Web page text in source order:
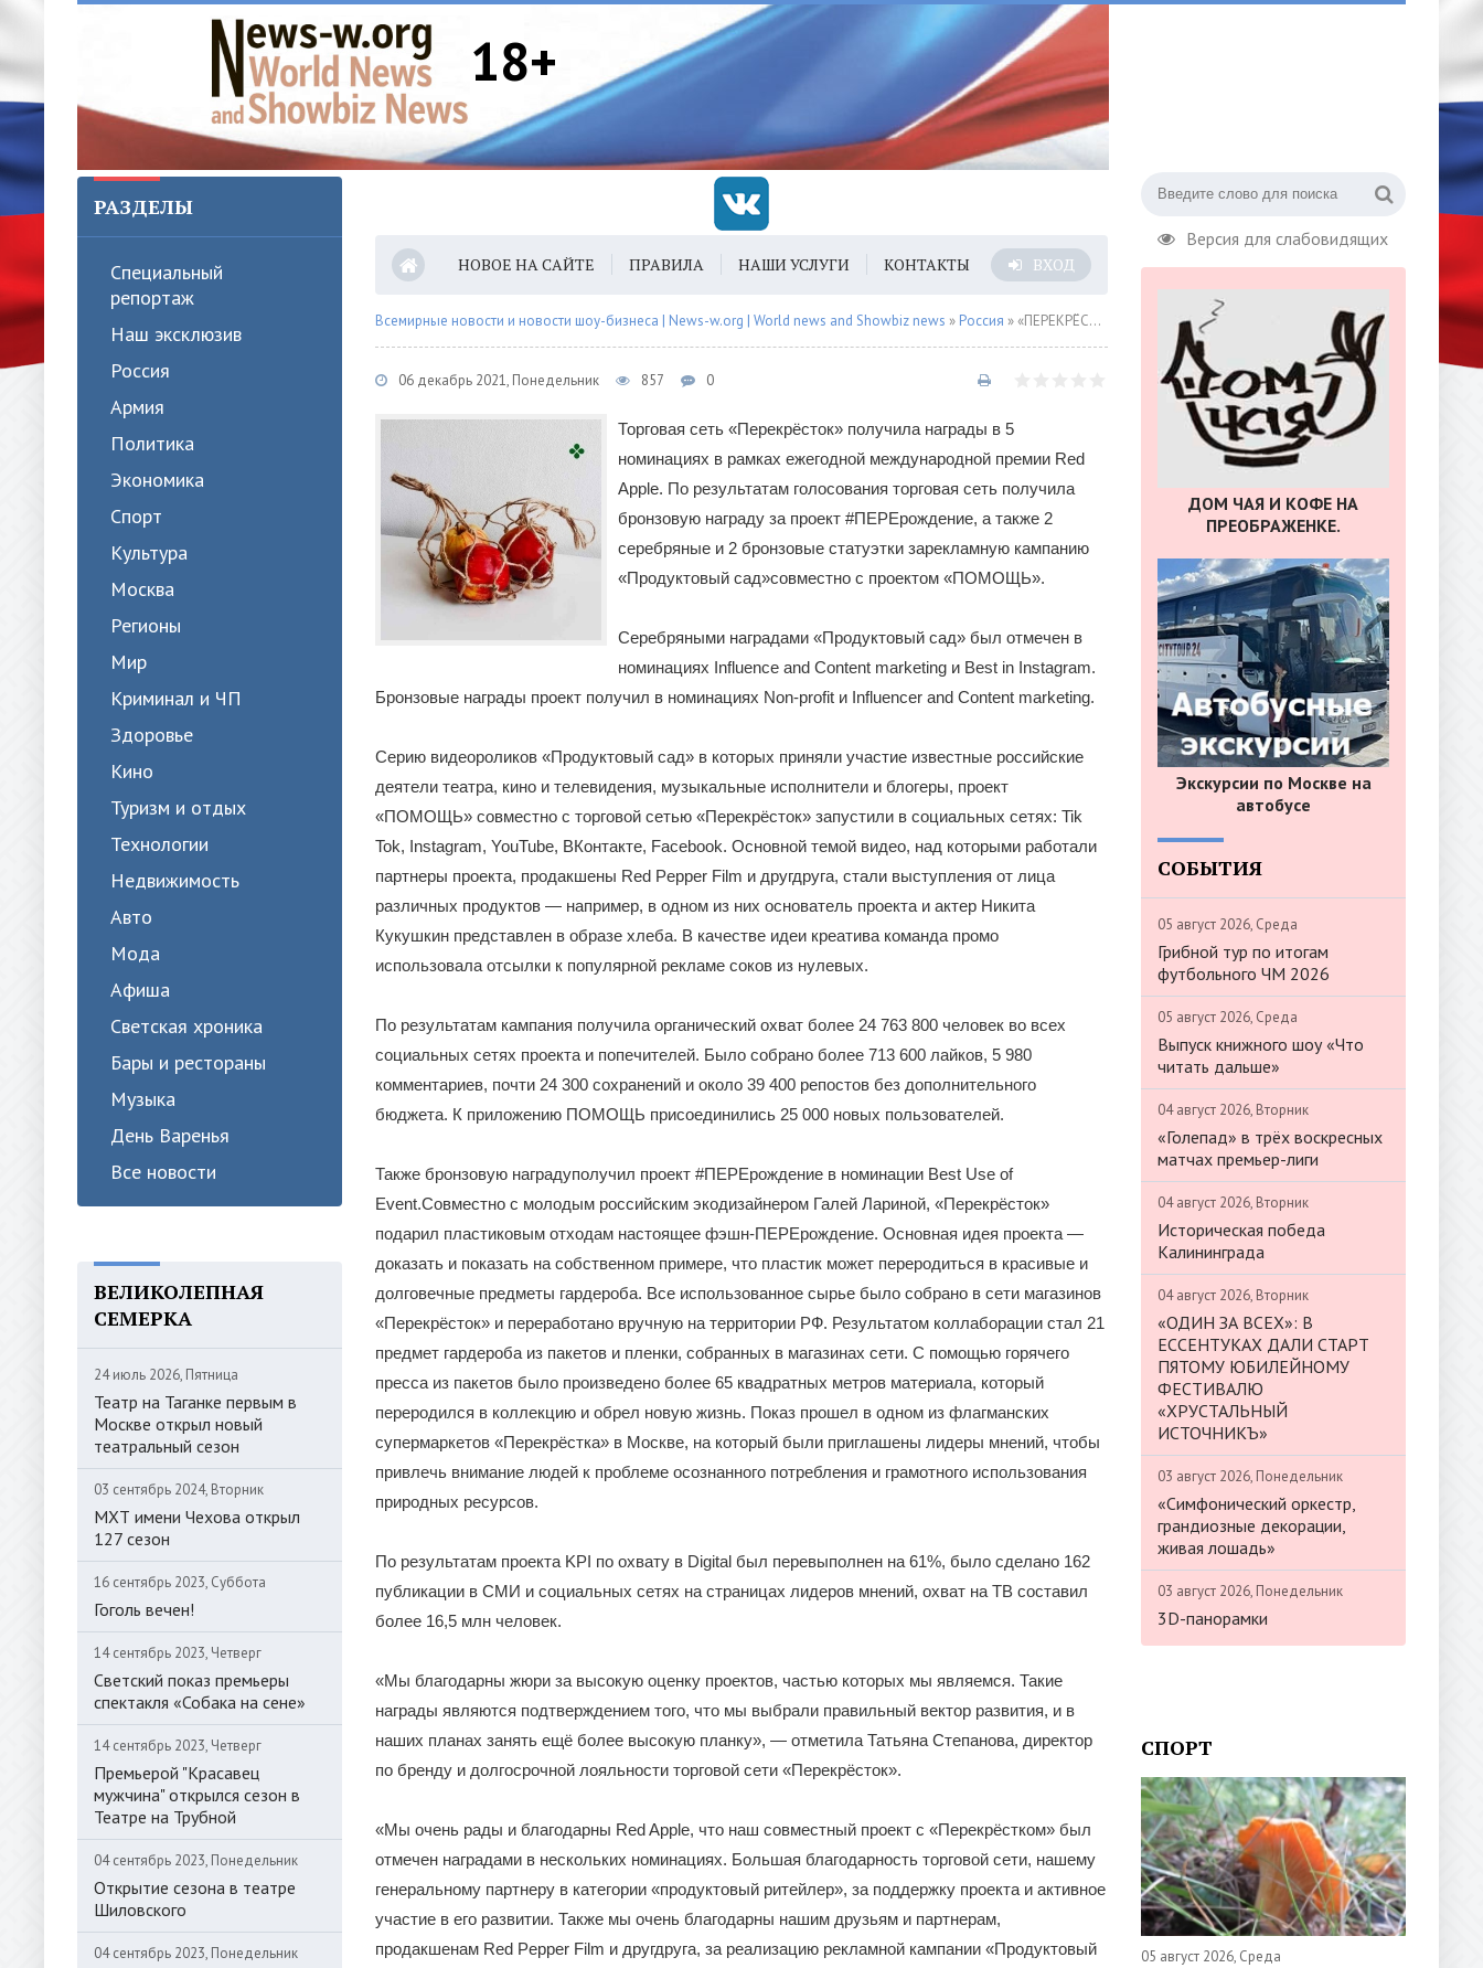
18+
Версия для слабовидящих
РАЗДЕЛЫ
Специальный
репортаж
Наш эксклюзив
Россия
Армия
Политика
Экономика
Спорт
Культура
Москва
Регионы
Мир
Криминал и ЧП
Здоровье
Кино
Туризм и отдых
Технологии
Недвижимость
Авто
Мода
Афиша
Светская хроника
Бары и рестораны
Музыка
День Варенья
Все новости
ВЕЛИКОЛЕПНАЯ
СЕМЕРКА
24 июль 2026, Пятница
Театр на Таганке первым в
Москве открыл новый
театральный сезон
03 сентябрь 2024, Вторник
МХТ имени Чехова открыл
127 сезон
16 сентябрь 2023, Суббота
Гоголь вечен!
14 сентябрь 2023, Четверг
Светский показ премьеры
спектакля «Собака на сене»
14 сентябрь 2023, Четверг
Премьерой "Красавец
мужчина" открылся сезон в
Театре на Трубной
04 сентябрь 2023, Понедельник
Открытие сезона в театре
Шиловского
04 сентябрь 2023, Понедельник
НОВОЕ НА САЙТЕ ПРАВИЛА НАШИ УСЛУГИ КОНТАКТЫ ВХОД
Всемирные новости и новости шоу-бизнеса | News-w.org | World news and Showbiz news » Россия » «ПЕРЕКРЁСТОК» ПОЛУЧИЛ 5 НАГРАД ПРЕМИИ RED APPLE
06 декабрь 2021, Понедельник 857 0
Торговая сеть «Перекрёсток» получила награды в 5
номинациях в рамках ежегодной международной премии Red
Apple. По результатам голосования торговая сеть получила
бронзовую награду за проект #ПЕРЕрождение, а также 2
серебряные и 2 бронзовые статуэтки зарекламную кампанию
«Продуктовый сад»совместно с проектом «ПОМОЩЬ».
Серебряными наградами «Продуктовый сад» был отмечен в
номинациях Influence and Сontent marketing и Best in Instagram.
Бронзовые награды проект получил в номинациях Non-profit и Influencer and Content marketing.
Серию видеороликов «Продуктовый сад» в которых приняли участие известные российские
деятели театра, кино и телевидения, музыкальные исполнители и блогеры, проект
«ПОМОЩЬ» совместно с торговой сетью «Перекрёсток» запустили в социальных сетях: Tik
Tok, Instagram, YouTube, ВКонтакте, Facebook. Основной темой видео, над которыми работали
партнеры проекта, продакшены Red Pepper Film и другдруга, стали выступления от лица
различных продуктов — например, в одном из них основатель проекта и актер Никита
Кукушкин представлен в образе хлеба. В качестве идеи креатива команда промо
использовала отсылки к популярной рекламе соков из нулевых.
По результатам кампания получила органический охват более 24 763 800 человек во всех
социальных сетях проекта и попечителей. Было собрано более 713 600 лайков, 5 980
комментариев, почти 24 300 сохранений и около 39 400 репостов без дополнительного
бюджета. К приложению ПОМОЩЬ присоединились 25 000 новых пользователей.
Также бронзовую наградуполучил проект #ПЕРЕрождение в номинации Best Use of
Event.Совместно с молодым российским экодизайнером Галей Лариной, «Перекрёсток»
подарил пластиковым отходам настоящее фэшн-ПЕРЕрождение. Основная идея проекта —
доказать и показать на собственном примере, что пластик может переродиться в красивые и
долговечные предметы гардероба. Все использованное сырье было собрано в сети магазинов
«Перекрёсток» и переработано вручную на территории РФ. Результатом коллаборации стал 21
предмет гардероба из пакетов и пленки, собранных в магазинах сети. С помощью горячего
пресса из пакетов было произведено более 65 квадратных метров материала, который
переродился в коллекцию и обрел новую жизнь. Показ прошел в одном из флагманских
супермаркетов «Перекрёстка» в Москве, на который были приглашены лидеры мнений, чтобы
привлечь внимание людей к проблеме осознанного потребления и грамотного использования
природных ресурсов.
По результатам проекта KPI по охвату в Digital был перевыполнен на 61%, было сделано 162
публикации в СМИ и социальных сетях на страницах лидеров мнений, охват на ТВ составил
более 16,5 млн человек.
«Мы благодарны жюри за высокую оценку проектов, частью которых мы являемся. Такие
награды являются подтверждением того, что мы выбрали правильный вектор развития, и в
наших планах занять ещё более высокую планку», — отметила Татьяна Степанова, директор
по бренду и долгосрочной лояльности торговой сети «Перекрёсток».
«Мы очень рады и благодарны Red Apple, что наш совместный проект с «Перекрёстком» был
отмечен наградами в нескольких номинациях. Большая благодарность торговой сети, нашему
генеральному партнеру в категории «продуктовый ритейлер», за поддержку проекта и активное
участие в его развитии. Также мы очень благодарны нашим друзьям и партнерам,
продакшенам Red Pepper Film и другдруга, за реализацию рекламной кампании «Продуктовый
ДОМ ЧАЯ И КОФЕ НА
ПРЕОБРАЖЕНКЕ.
Экскурсии по Москве на
автобусе
СОБЫТИЯ
05 август 2026, Среда
Грибной тур по итогам
футбольного ЧМ 2026
05 август 2026, Среда
Выпуск книжного шоу «Что
читать дальше»
04 август 2026, Вторник
«Голепад» в трёх воскресных
матчах премьер-лиги
04 август 2026, Вторник
Историческая победа
Калининграда
04 август 2026, Вторник
«ОДИН ЗА ВСЕХ»: В
ЕССЕНТУКАХ ДАЛИ СТАРТ
ПЯТОМУ ЮБИЛЕЙНОМУ
ФЕСТИВАЛЮ
«ХРУСТАЛЬНЫЙ
ИСТОЧНИКЪ»
03 август 2026, Понедельник
«Симфонический оркестр,
грандиозные декорации,
живая лошадь»
03 август 2026, Понедельник
3D-панорамки
СПОРТ
05 август 2026, Среда